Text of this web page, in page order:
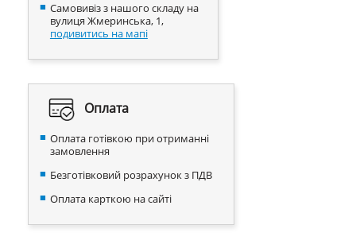
Самовивіз з нашого складу на
вулиця Жмеринська, 1,
подивитись на мапі
Оплата
Оплата готівкою при отриманні
замовлення
Безготівковий розрахунок з ПДВ
Оплата карткою на сайті